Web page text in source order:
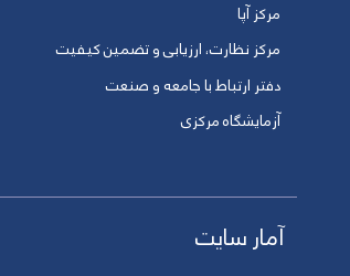
مرکز آپا
مرکز نظارت، ارزیابی و تضمین کیفیت
دفتر ارتباط با جامعه و صنعت
آزمایشگاه مرکزی
آمار سایت